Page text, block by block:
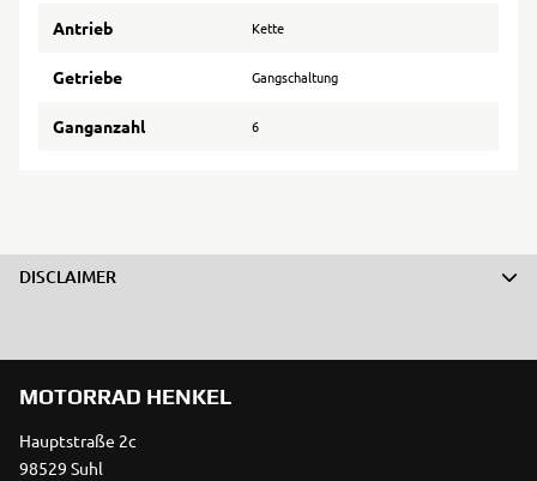
Antrieb Kette
Getriebe Gangschaltung
Ganganzahl 6
DISCLAIMER
MOTORRAD HENKEL
Hauptstraße 2c
98529 Suhl